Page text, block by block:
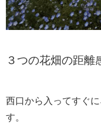
３つの花畑の距離
西口から入ってすぐ
す。